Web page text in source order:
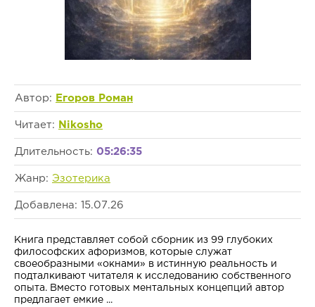
Автор: Егоров Роман
Читает: Nikosho
Длительность: 05:26:35
Жанр: Эзотерика
Добавлена: 15.07.26
Книга представляет собой сборник из 99 глубоких
философских афоризмов, которые служат
своеобразными «окнами» в истинную реальность и
подталкивают читателя к исследованию собственного
опыта. Вместо готовых ментальных концепций автор
предлагает емкие ...